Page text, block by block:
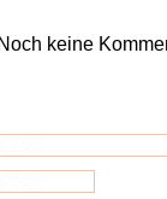
Noch keine